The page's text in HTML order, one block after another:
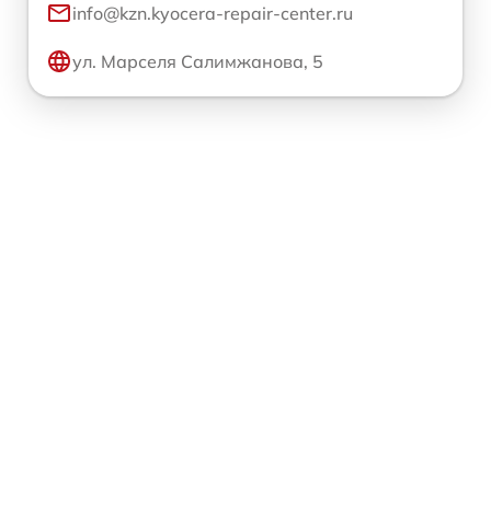
info@kzn.kyocera-repair-center.ru
ул. Марселя Салимжанова, 5